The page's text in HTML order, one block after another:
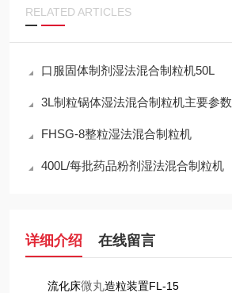
RELATED ARTICLES
口服固体制剂湿法混合制粒机50L
3L制粒锅体湿法混合制粒机主要参数
FHSG-8整粒湿法混合制粒机
400L/每批药品粉剂湿法混合制粒机
详细介绍 在线留言
流化床微丸造粒装置FL-15